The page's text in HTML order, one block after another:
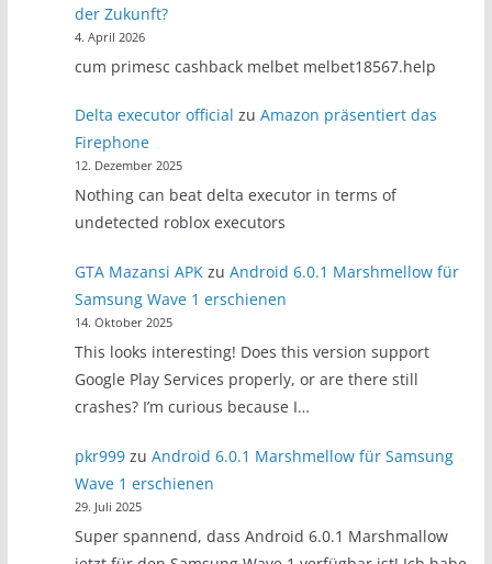
der Zukunft?
4. April 2026
cum primesc cashback melbet melbet18567.help
Delta executor official zuAmazon präsentiert das
Firephone
12. Dezember 2025
Nothing can beat delta executor in terms of
undetected roblox executors
GTA Mazansi APK zuAndroid 6.0.1 Marshmellow für
Samsung Wave 1 erschienen
14. Oktober 2025
This looks interesting! Does this version support
Google Play Services properly, or are there still
crashes? I’m curious because I…
pkr999 zuAndroid 6.0.1 Marshmellow für Samsung
Wave 1 erschienen
29. Juli 2025
Super spannend, dass Android 6.0.1 Marshmallow